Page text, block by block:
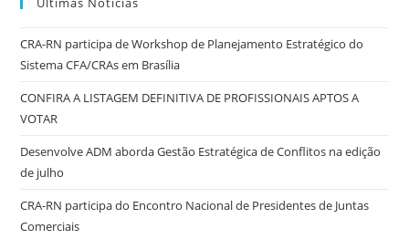
CRA-RN participa de Workshop de Planejamento Estratégico do
Sistema CFA/CRAs em Brasília
CONFIRA A LISTAGEM DEFINITIVA DE PROFISSIONAIS APTOS A
VOTAR
Desenvolve ADM aborda Gestão Estratégica de Conflitos na edição
de julho
CRA-RN participa do Encontro Nacional de Presidentes de Juntas
Comerciais